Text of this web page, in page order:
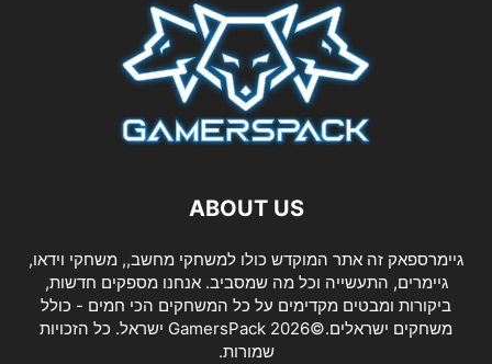
ABOUT US
גיימרספאק זה אתר המוקדש כולו למשחקי מחשב,, משחקי וידאו,
גיימרים, התעשייה וכל מה שמסביב. אנחנו מספקים חדשות,
ביקורות ומבטים מקדימים על כל המשחקים הכי חמים - כולל
משחקים ישראלים.©2026 GamersPack ישראל. כל הזכויות
שמורות.